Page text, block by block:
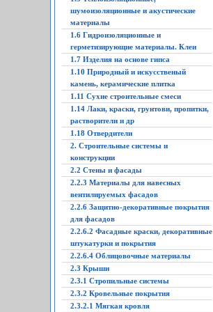
шумоизоляционные и акустические
материалы
1.6 Гидроизоляционные и
герметизирующие материалы. Клеи
1.7 Изделия на основе гипса
1.10 Природный и искусственый
камень, керамические плитка
1.11 Сухие строительные смеси
1.14 Лаки, краски, грунтови, пропитки,
растворители и др
1.18 Отвердители
2. Строительные системы и
конструкции
2.2 Стены и фасады
2.2.3 Материалы для навесных
вентилируемых фасадов
2.2.6 Защитно-декоративные покрытия
для фасадов
2.2.6.2 Фасадные краски, декоративные
штукатурки и покрытия
2.2.6.4 Облицовочные материалы
2.3 Крыши
2.3.1 Стропильные системы
2.3.2 Кровельные покрытия
2.3.2.1 Мягкая кровля